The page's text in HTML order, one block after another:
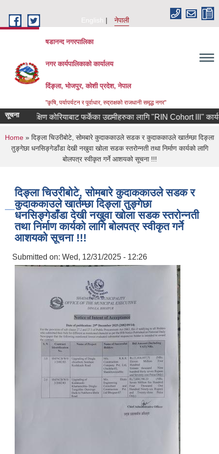
English
नेपाली
षडानन्द नगरपालिका
नगर कार्यपालिकाको कार्यालय
दिंङ्ला, भोजपुर, कोशी प्रदेश, नेपाल
"कृषि, पर्यापर्यटन र पूर्वाधार, रुद्राक्षको राजधानी समृद्ध नगर"
सूचना दक्षिण कोरियाबाट फर्केका उद्यमीहरुका लागि "RIN Cohort lll"
You are here
Home » दिङ्ला चिउरीबोटे, सोमबारे कुदाककाउले सडक र कुदाककाउले खार्तम्छा दिङ्ला
तुङ्गेछा धनसिङ्गेडाँडा देखी नखुवा खोला सडक स्तरोन्नती तथा निर्माण कार्यको लागि
बोलपत्र स्वीकृत गर्ने आशयको सूचना !!!
दिङ्ला चिउरीबोटे, सोमबारे कुदाककाउले सडक र
कुदाककाउले खार्तम्छा दिङ्ला तुङ्गेछा
धनसिङ्गेडाँडा देखी नखुवा खोला सडक स्तरोन्नती
तथा निर्माण कार्यको लागि बोलपत्र स्वीकृत गर्ने
आशयको सूचना !!!
Submitted on: Wed, 12/31/2025 - 12:26